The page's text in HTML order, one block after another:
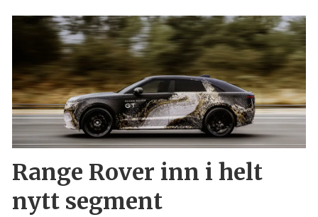
Range Rover inn i helt
nytt segment